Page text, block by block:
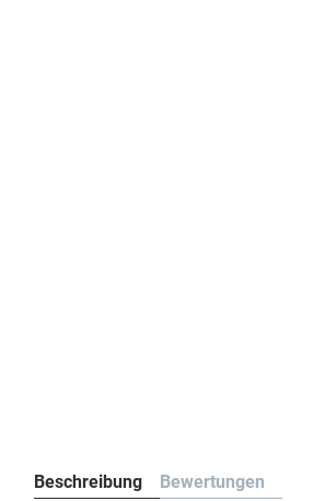
Beschreibung Bewertungen